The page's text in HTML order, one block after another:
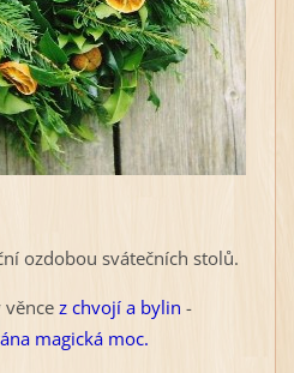
ozdobou svátečních stolů.
věnce z chvojí a bylin -
magická moc.